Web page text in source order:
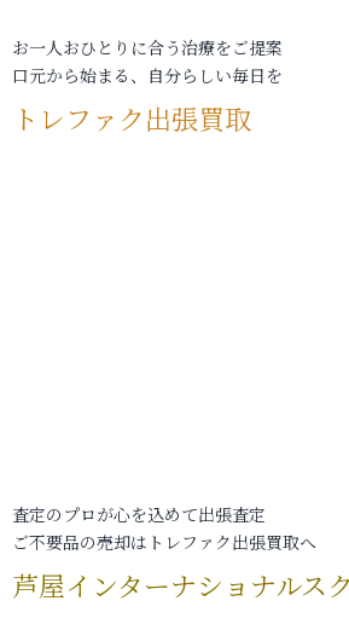
お一人おひとりに合う治療をご提案
口元から始まる、自分らしい毎日を
トレファク出張買取
査定のプロが心を込めて出張査定
ご不要品の売却はトレファク出張買取へ
芦屋インターナショナルス